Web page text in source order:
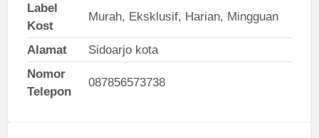
Label
Kost
Murah, Eksklusif, Harian, Mingguan
Alamat
Sidoarjo kota
Nomor
Telepon
087856573738